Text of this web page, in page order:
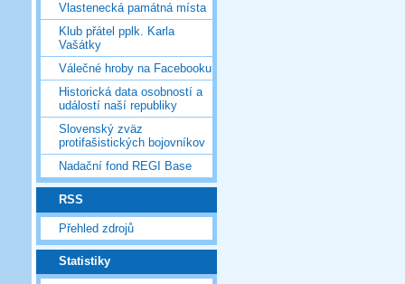
Vlastenecká památná místa
Klub přátel pplk. Karla
Vašátky
Válečné hroby na Facebooku
Historická data osobností a
událostí naší republiky
Slovenský zväz
protifašistických bojovníkov
Nadační fond REGI Base
RSS
Přehled zdrojů
Statistiky